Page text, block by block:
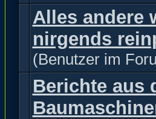
Alles andere
nirgends
(Benutzer im
Berichte aus